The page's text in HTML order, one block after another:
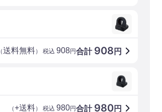
合計 908 円
（送料無料） 税込 908円
合計 980円
（+送料） 税込 980円